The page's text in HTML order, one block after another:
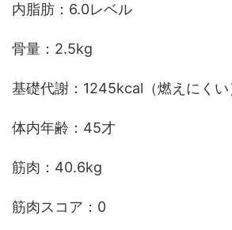
内脂肪：6.0レベル
骨量：2.5kg
基礎代謝：1245kcal（燃えにくい
体内年齢：45才
筋肉：40.6kg
筋肉スコア：0